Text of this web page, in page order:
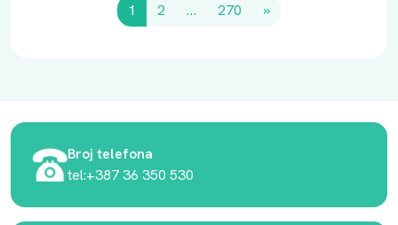
1 2 … 270 »
Broj telefona
tel:+387 36 350 530